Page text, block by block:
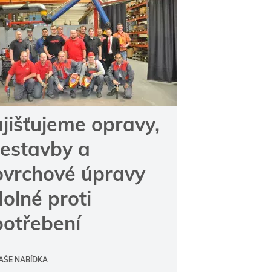
opravy,
a
úpravy
proti
NABÍDKA